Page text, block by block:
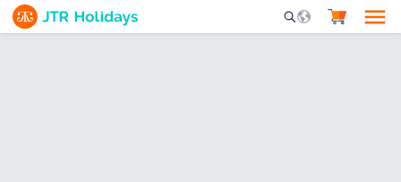
Mobile Search